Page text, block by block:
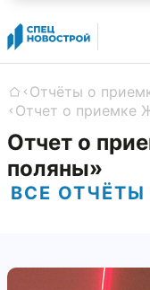
Главная
Отчёты о
Отчет о приемке
Отчет о
поляны»
ВСЕ ОТЧЁТЫ